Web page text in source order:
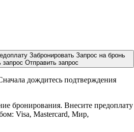
Забронировать Запрос на бронь
запрос Отправить запрос
дождитесь подтверждения
бронирования. Внесите предоплату
Visa, Mastercard, Мир,